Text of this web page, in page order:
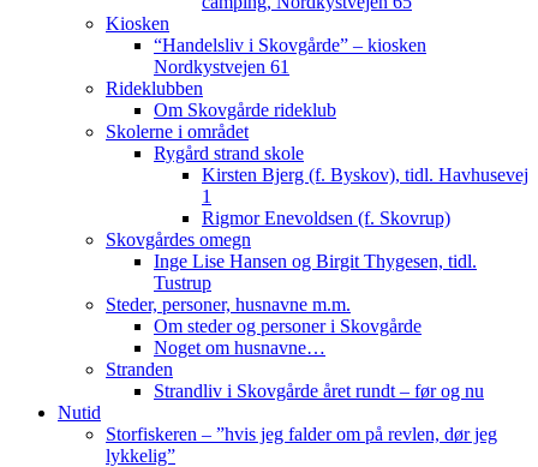
Kiosken
“Handelsliv i Skovgårde” – kiosken
Nordkystvejen 61
Rideklubben
Om Skovgårde rideklub
Skolerne i området
Rygård strand skole
Kirsten Bjerg (f. Byskov), tidl. Havhusevej
1
Rigmor Enevoldsen (f. Skovrup)
Skovgårdes omegn
Inge Lise Hansen og Birgit Thygesen, tidl.
Tustrup
Steder, personer, husnavne m.m.
Om steder og personer i Skovgårde
Noget om husnavne…
Stranden
Strandliv i Skovgårde året rundt – før og nu
Nutid
Storfiskeren – ”hvis jeg falder om på revlen, dør jeg
lykkelig”